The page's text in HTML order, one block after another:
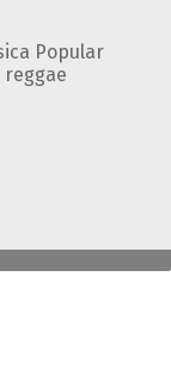
Popular
reggae